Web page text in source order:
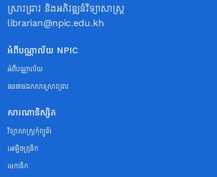
ស្រាវជ្រាវ និងអភិវឌ្ឍន៍វិទ្យាសាស្ត្រ
librarian@npic.edu.kh
អំពីបណ្ណាល័យ NPIC
អំពីបណ្ណាល័យ
ធនធានឯកសារស្រាវជ្រាវ
សារណានិស្សិត
វិទ្យាសាស្ត្រកុំព្យូទ័រ
អេឡិចត្រូនិក
មេកានិក